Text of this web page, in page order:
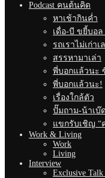
Podcast คนต้นคิด
หาเช้ากินค่ำ
เดื่อ-บี ขยี้บอล
รถเราไม่เก่าเ
สรรหามาเล่า
พี่บอกแล้วนะ
พี่บอกแล้วนะ!
เรื่องใกล้ตัว
ปั๊มถาม-น้าเบ๊
แขกรับเชิญ “
Work & Living
Work
Living
Interview
Exclusive Talk